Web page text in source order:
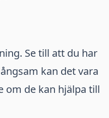
Se till att du har
kan det vara
om de kan hjälpa till